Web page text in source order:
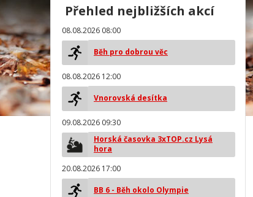
Přehled nejbližších akcí
08.08.2026 08:00
Běh pro dobrou věc
08.08.2026 12:00
Vnorovská desítka
09.08.2026 09:30
Horská časovka 3xTOP.cz Lysá
hora
20.08.2026 17:00
BB 6 - Běh okolo Olympie